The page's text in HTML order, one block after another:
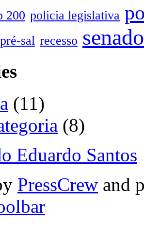
200 policia legislativa
pré-sal recesso senado
(11)
(8)
Eduardo Santos
PressCrew and